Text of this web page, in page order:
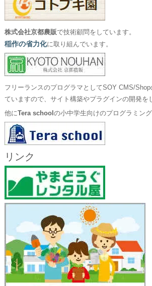
株式会社京都農販で技術顧問をしています。
稲作の省力化に取り組んでいます。
フリーランスのプログラマとしてSOY CMS/
ていますので、サイト構築やプラグインの開発を
他にTera school の小中学生向けのプログラミン
リンク